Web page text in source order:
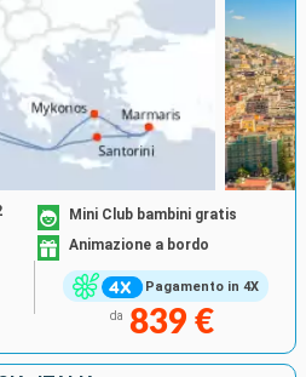
Pagamento in 4X
Mini Club bambini gratis
Animazione a bordo
da 839 €